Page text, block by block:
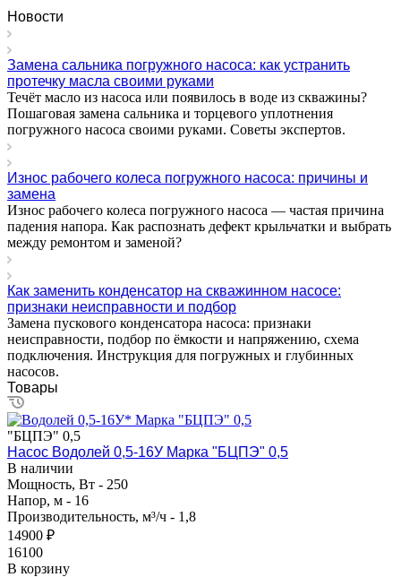
Новости
Замена сальника погружного насоса: как устранить
протечку масла своими руками
Течёт масло из насоса или появилось в воде из скважины?
Пошаговая замена сальника и торцевого уплотнения
погружного насоса своими руками. Советы экспертов.
Износ рабочего колеса погружного насоса: причины и
замена
Износ рабочего колеса погружного насоса — частая причина
падения напора. Как распознать дефект крыльчатки и выбрать
между ремонтом и заменой?
Как заменить конденсатор на скважинном насосе:
признаки неисправности и подбор
Замена пускового конденсатора насоса: признаки
неисправности, подбор по ёмкости и напряжению, схема
подключения. Инструкция для погружных и глубинных
насосов.
Товары
"БЦПЭ" 0,5
Насос Водолей 0,5-16У Марка "БЦПЭ" 0,5
В наличии
Мощность, Вт - 250
Напор, м - 16
Производительность, м³/ч - 1,8
14900 ₽
16100
В корзину